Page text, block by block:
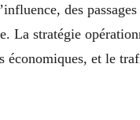
des
La stratégie
économiques, et le